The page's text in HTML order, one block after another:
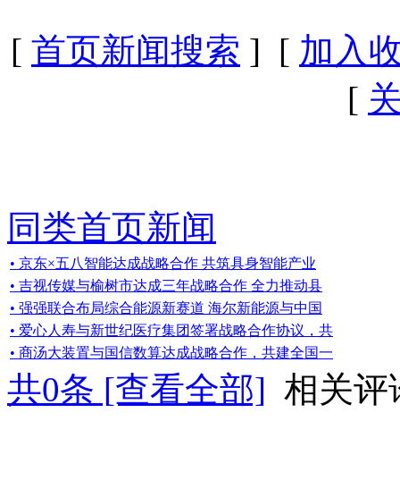
[ 首页新闻搜索 ] [ 加入
[
同类首页新闻
• 京东×五八智能达成战略合作 共筑具身智能产业
• 吉视传媒与榆树市达成三年战略合作 全力推动县
• 强强联合布局综合能源新赛道 海尔新能源与中国
• 爱心人寿与新世纪医疗集团签署战略合作协议，共
• 商汤大装置与国信数算达成战略合作，共建全国一
共0条 [查看全部] 相关评